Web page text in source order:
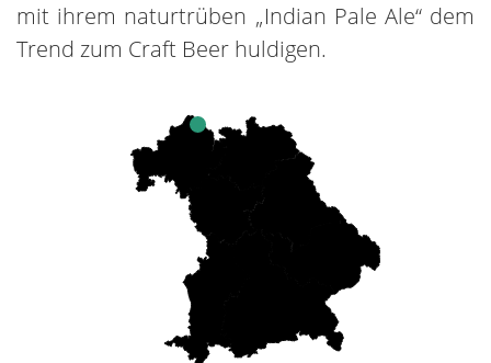
mit ihrem naturtrüben „Indian Pale Ale“ dem
Trend zum Craft Beer huldigen.